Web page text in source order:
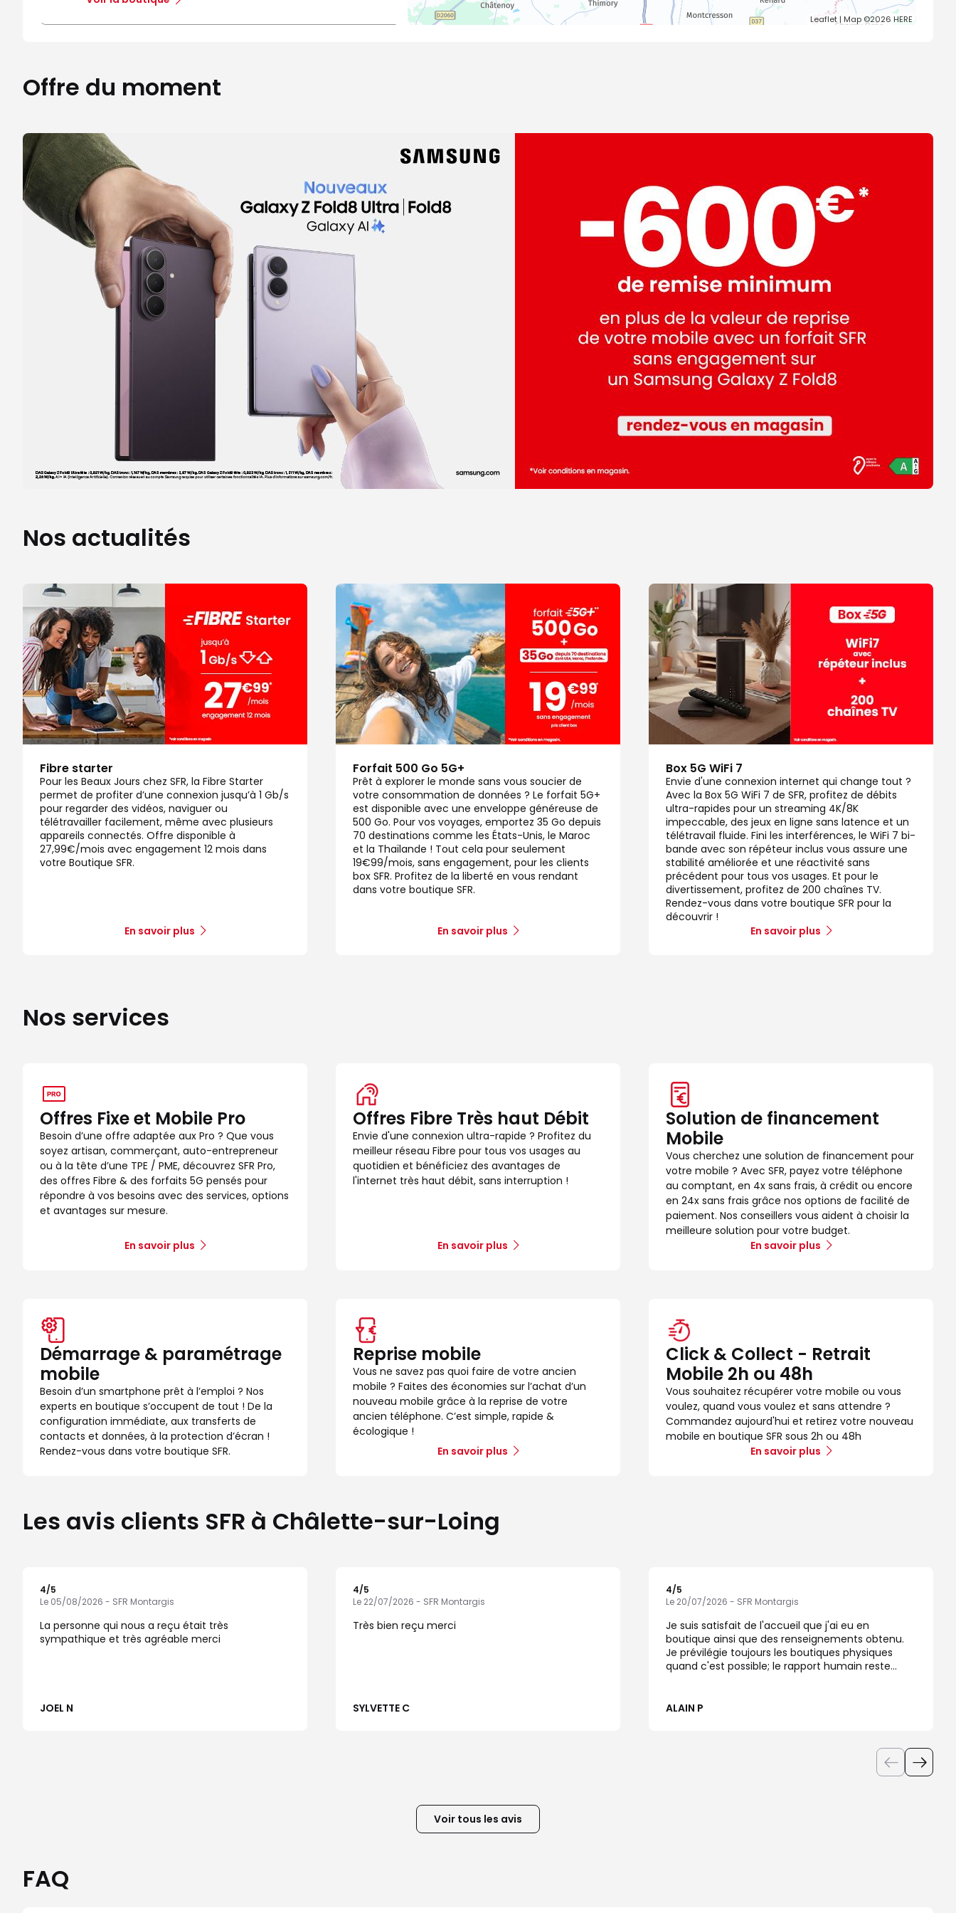
Leaflet| Map ©2026 HERE
Offre du moment
Nos actualités
Fibre starter
Pour les Beaux Jours chez SFR, la Fibre Starter
permet de profiter d’une connexion jusqu’à 1 Gb/s
pour regarder des vidéos, naviguer ou
télétravailler facilement, même avec plusieurs
appareils connectés. Offre disponible à
27,99€/mois avec engagement 12 mois dans
votre Boutique SFR.
En savoir plus
Forfait 500 Go 5G+
Prêt à explorer le monde sans vous soucier de
votre consommation de données ? Le forfait 5G+
est disponible avec une enveloppe généreuse de
500 Go. Pour vos voyages, emportez 35 Go depuis
70 destinations comme les États-Unis, le Maroc
et la Thaïlande ! Tout cela pour seulement
19€99/mois, sans engagement, pour les clients
box SFR. Profitez de la liberté en vous rendant
dans votre boutique SFR.
En savoir plus
Box 5G WiFi 7
Envie d'une connexion internet qui change tout ?
Avec la Box 5G WiFi 7 de SFR, profitez de débits
ultra-rapides pour un streaming 4K/8K
impeccable, des jeux en ligne sans latence et un
télétravail fluide. Fini les interférences, le WiFi 7 bi-
bande avec son répéteur inclus vous assure une
stabilité améliorée et une réactivité sans
précédent pour tous vos usages. Et pour le
divertissement, profitez de 200 chaînes TV.
Rendez-vous dans votre boutique SFR pour la
découvrir !
En savoir plus
Nos services
Offres Fixe et Mobile Pro
Besoin d’une offre adaptée aux Pro ? Que vous
soyez artisan, commerçant, auto-entrepreneur
ou à la tête d’une TPE / PME, découvrez SFR Pro,
des offres Fibre & des forfaits 5G pensés pour
répondre à vos besoins avec des services, options
et avantages sur mesure.
En savoir plus
Offres Fibre Très haut Débit
Envie d'une connexion ultra-rapide ? Profitez du
meilleur réseau Fibre pour tous vos usages au
quotidien et bénéficiez des avantages de
l'internet très haut débit, sans interruption !
En savoir plus
Solution de financement
Mobile
Vous cherchez une solution de financement pour
votre mobile ? Avec SFR, payez votre téléphone
au comptant, en 4x sans frais, à crédit ou encore
en 24x sans frais grâce nos options de facilité de
paiement. Nos conseillers vous aident à choisir la
meilleure solution pour votre budget.
En savoir plus
Démarrage & paramétrage
mobile
Besoin d’un smartphone prêt à l’emploi ? Nos
experts en boutique s’occupent de tout ! De la
configuration immédiate, aux transferts de
contacts et données, à la protection d’écran !
Rendez-vous dans votre boutique SFR.
Reprise mobile
Vous ne savez pas quoi faire de votre ancien
mobile ? Faites des économies sur l’achat d’un
nouveau mobile grâce à la reprise de votre
ancien téléphone. C’est simple, rapide &
écologique !
En savoir plus
Click & Collect - Retrait
Mobile 2h ou 48h
Vous souhaitez récupérer votre mobile ou vous
voulez, quand vous voulez et sans attendre ?
Commandez aujourd'hui et retirez votre nouveau
mobile en boutique SFR sous 2h ou 48h
En savoir plus
Les avis clients SFR à Châlette-sur-Loing
4/5
Le 05/08/2026 - SFR Montargis
La personne qui nous a reçu était très
sympathique et très agréable merci
JOEL N
4/5
Le 22/07/2026 - SFR Montargis
Très bien reçu merci
SYLVETTE C
4/5
Le 20/07/2026 - SFR Montargis
Je suis satisfait de l'accueil que j'ai eu en
boutique ainsi que des renseignements obtenu.
Je prévilégie toujours les boutiques physiques
quand c'est possible; le rapport humain reste
contrat n'ai pu se faire qu'en passant par internet
ALAIN P
Voir tous les avis
FAQ